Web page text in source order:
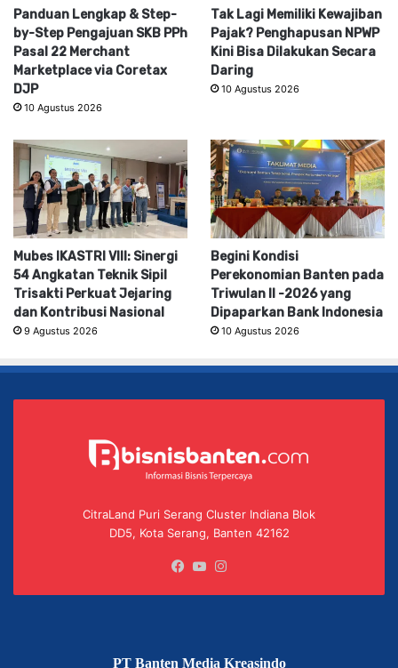
Panduan Lengkap & Step-
by-Step Pengajuan SKB PPh
Pasal 22 Merchant
Marketplace via Coretax
DJP
10 Agustus 2026
Tak Lagi Memiliki Kewajiban
Pajak? Penghapusan NPWP
Kini Bisa Dilakukan Secara
Daring
10 Agustus 2026
Mubes IKASTRI VIII: Sinergi
54 Angkatan Teknik Sipil
Trisakti Perkuat Jejaring
dan Kontribusi Nasional
9 Agustus 2026
Begini Kondisi
Perekonomian Banten pada
Triwulan II -2026 yang
Dipaparkan Bank Indonesia
10 Agustus 2026
CitraLand Puri Serang Cluster Indiana Blok
DD5, Kota Serang, Banten 42162
Facebook
YouTube
PT Banten Media Kreasindo